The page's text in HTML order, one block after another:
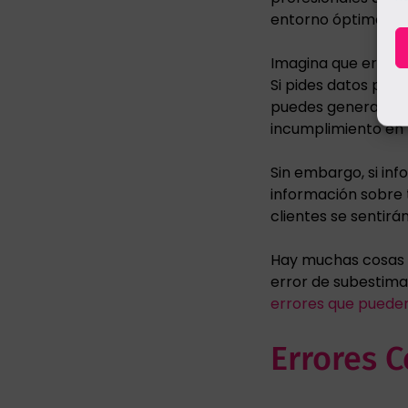
entorno óptimo de
Imagina que eres
Si pides datos
puedes generar
incumplimiento en
Sin embargo, si
información sobre
clientes se
Hay muchas
error de
errores que
Errores